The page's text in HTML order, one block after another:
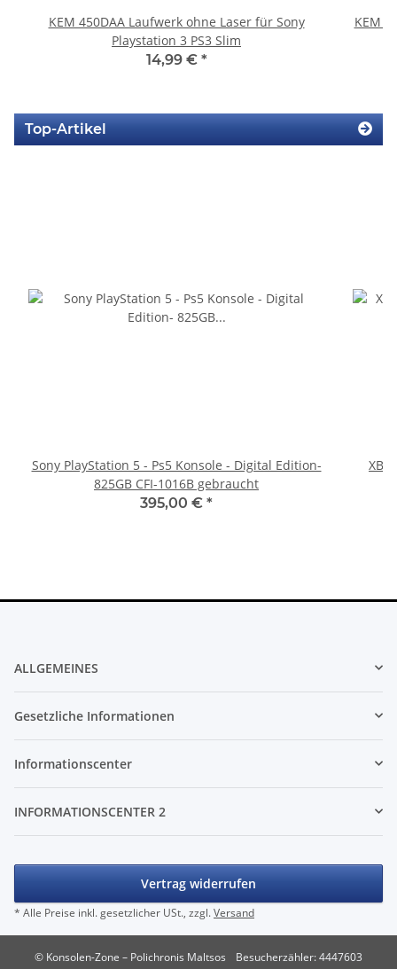
KEM 450DAA Laufwerk ohne Laser für Sony
Playstation 3 PS3 Slim
14,99 € *
KEM
Top-Artikel
Sony PlayStation 5 - Ps5 Konsole - Digital Edition-
825GB CFI-1016B gebraucht
395,00 € *
ALLGEMEINES
Gesetzliche Informationen
Informationscenter
INFORMATIONSCENTER 2
Vertrag widerrufen
* Alle Preise inkl. gesetzlicher USt., zzgl.Versand
© Konsolen-Zone – Polichronis Maltsos
Besucherzähler: 4447603